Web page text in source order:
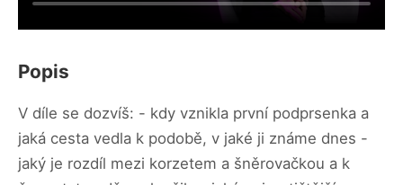
Popis
V díle se dozvíš: - kdy vznikla první podprsenka a
jaká cesta vedla k podobě, v jaké ji známe dnes -
jaký je rozdíl mezi korzetem a šněrovačkou a k